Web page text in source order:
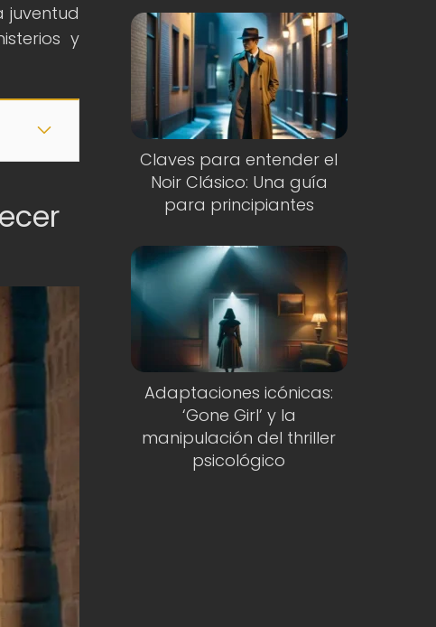
juventud
y
Claves para entender el
Noir Clásico: Una guía
para principiantes
Adaptaciones icónicas:
‘Gone Girl’ y la
manipulación del thriller
psicológico